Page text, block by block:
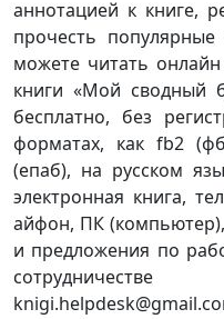
аннотацией к книге,
прочесть
можете читать
книги «Мой сводный
бесплатно, без
форматах, как fb2
(епаб), на русском
электронная книга,
айфон, ПК
и предложения по